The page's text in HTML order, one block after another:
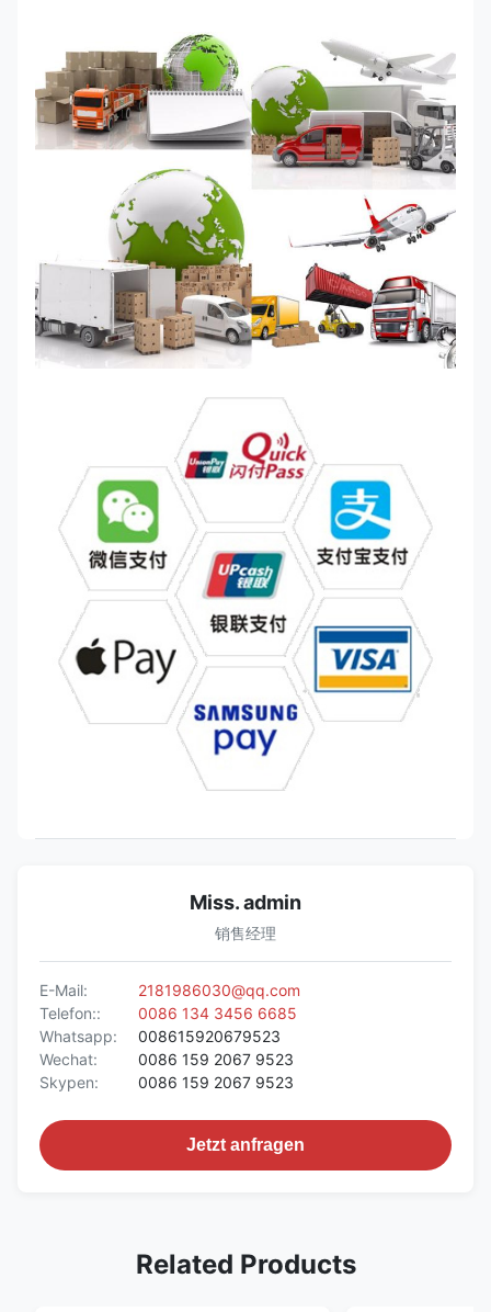
Miss. admin
销售经理
E-Mail:
2181986030@qq.com
Telefon::
0086 134 3456 6685
Whatsapp:
008615920679523
Wechat:
0086 159 2067 9523
Skypen:
0086 159 2067 9523
Jetzt anfragen
Related Products